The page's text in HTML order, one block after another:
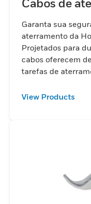
Cabos de
Garanta sua
aterramento da
Projetados para
cabos oferecem
tarefas de
View Products